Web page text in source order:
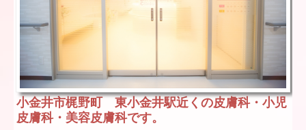
小金井市梶野町 東小金井駅近くの皮膚科・小児
皮膚科・美容皮膚科です。